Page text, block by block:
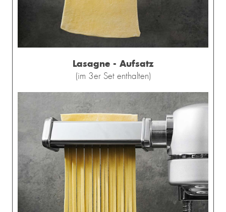
Lasagne - Aufsatz
(im 3er Set enthalten)